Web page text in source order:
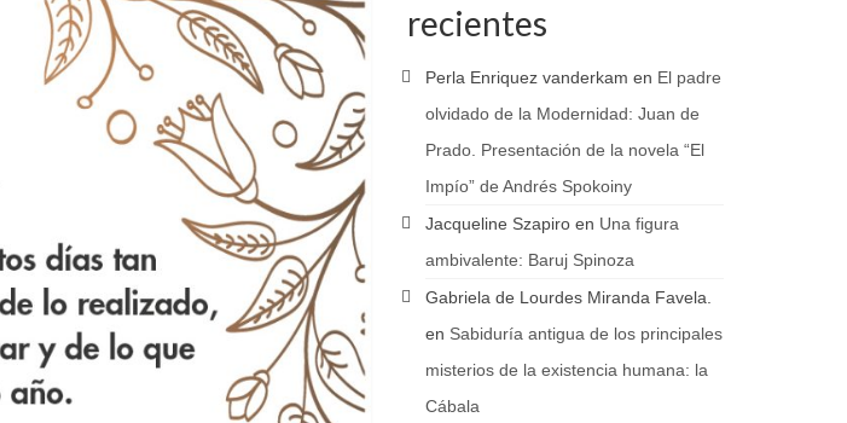
recientes
Perla Enriquez vanderkam en El padre
olvidado de la Modernidad: Juan de
Prado. Presentación de la novela “El
Impío” de Andrés Spokoiny
Jacqueline Szapiroen Una figura
ambivalente: Baruj Spinoza
Gabriela de Lourdes Miranda Favela.
en Sabiduría antigua de los principales
misterios de la existencia humana: la
Cábala